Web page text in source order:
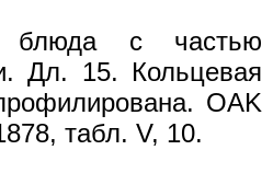
блюда с частью
Дл. 15. Кольцевая
OAK
табл. V, 10.